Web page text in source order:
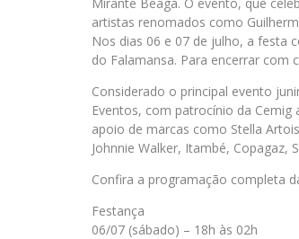
artistas renomados como
Nos dias 06 e 07 de julho, a festa
do Falamansa. Para encerrar com
Considerado o principal evento
Eventos, com patrocínio da
apoio de marcas como Stella
Johnnie Walker, Itambé, Copagaz,
Confira a programação completa
Festança
06/07 (sábado) – 18h às 02h